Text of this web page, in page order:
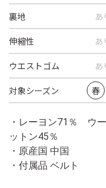
裏地 あ
伸縮性 あ
ウエストゴム あ
対象シーズン 春
・レーヨン71％ ウ
ットン45％
・原産国 中国
・付属品 ベルト